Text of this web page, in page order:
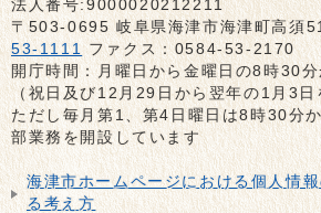
法人番号:9000020212211
〒503-0695 岐阜県海津市海津町高須
53-1111 ファクス：0584-53-2170
開庁時間：月曜日から金曜日の8時30
（祝日及び12月29日から翌年の1月3日
ただし毎月第1、第4日曜日は8時30分
部業務を開設しています
海津市ホームページにおける個人情
る考え方